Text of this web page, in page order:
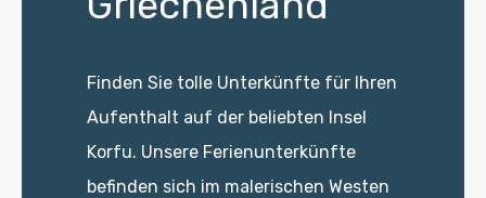
Finden Sie tolle Unterkünfte für Ihren
Aufenthalt auf der beliebten Insel
Korfu. Unsere Ferienunterkünfte
befinden sich im malerischen Westen